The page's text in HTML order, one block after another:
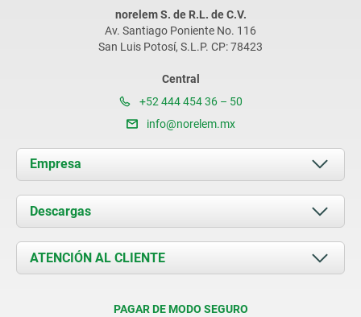
norelem S. de R.L. de C.V.
Av. Santiago Poniente No. 116
San Luis Potosí, S.L.P. CP: 78423
Central
+52 444 454 36 – 50
info@norelem.mx
Empresa
Acerca de nosotros
Novedades
Contacto
Descargas
Documents
ATENCIÓN AL CLIENTE
PAGAR DE MODO SEGURO